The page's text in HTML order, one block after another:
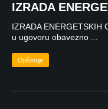
IZRADA
IZRADA ENERGETSKIH
u ugovoru obavezno ...
Opširnije